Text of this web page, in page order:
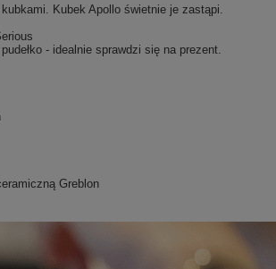
Kubek Apollo świetnie je zastąpi.
- idealnie sprawdzi się na prezent.
Greblon